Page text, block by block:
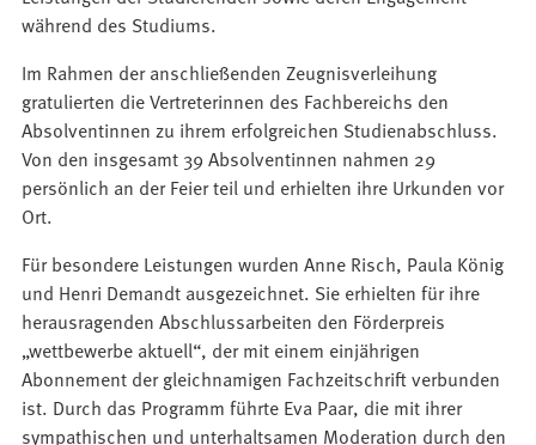
während des Studiums.
Im Rahmen der anschließenden Zeugnisverleihung
gratulierten die Vertreterinnen des Fachbereichs den
Absolventinnen zu ihrem erfolgreichen Studienabschluss.
Von den insgesamt 39 Absolventinnen nahmen 29
persönlich an der Feier teil und erhielten ihre Urkunden vor
Ort.
Für besondere Leistungen wurden Anne Risch, Paula König
und Henri Demandt ausgezeichnet. Sie erhielten für ihre
herausragenden Abschlussarbeiten den Förderpreis
„wettbewerbe aktuell“, der mit einem einjährigen
Abonnement der gleichnamigen Fachzeitschrift verbunden
ist. Durch das Programm führte Eva Paar, die mit ihrer
sympathischen und unterhaltsamen Moderation durch den